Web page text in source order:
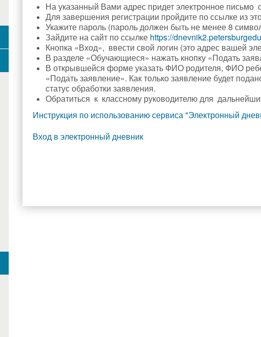
На указанный Вами адрес придет электронное письмо
Для завершения регистрации пройдите по ссылке из
Укажите пароль (пароль должен быть не менее 8
Зайдите на сайт по ссылке https://
Кнопка «Вход», ввести свой логин (это адрес вашей
В разделе «Обучающиеся» нажать кнопку «Подать
В открывшейся форме указать ФИО родителя, ФИО
«Подать заявление». Как только заявление будет
статус обработки заявления.
Обратиться к классному руководителю для
Инструкция по использованию сервиса "Электронный
Вход в электронный дневник